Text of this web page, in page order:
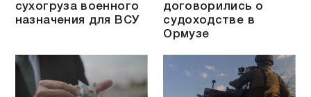
сухогруза военного
назначения для ВСУ
договорились о
судоходстве в
Ормузе